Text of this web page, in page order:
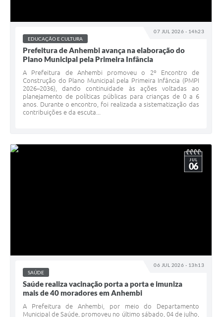
07 JUL 2026 - 14h23
EDUCAÇÃO E CULTURA
Prefeitura de Anhembi avança na elaboração do
Plano Municipal pela Primeira Infância
A Prefeitura de Anhembi promoveu o 2º Encontro de
Construção do Plano Municipal pela Primeira Infância (PMPI
2026–2036), dando continuidade às ações voltadas ao
planejamento de políticas públicas para crianças de 0 a 6
anos. Durante o encontro, foi realizada a sistematização das
contribuições e da escuta...
06 JUL 2026 - 13h13
JUL
06
SAÚDE
Saúde realiza vacinação porta a porta e imuniza
mais de 40 moradores em Anhembi
A Prefeitura de Anhembi, por meio do Departamento
Municipal de Saúde, promoveu no último sábado, 04 de julho,